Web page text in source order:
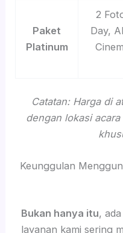
Paket
Platinum
2
Day,
Catatan: Harga di
dengan lokasi
Keunggulan
Bukan hanya itu,
layanan kami sering